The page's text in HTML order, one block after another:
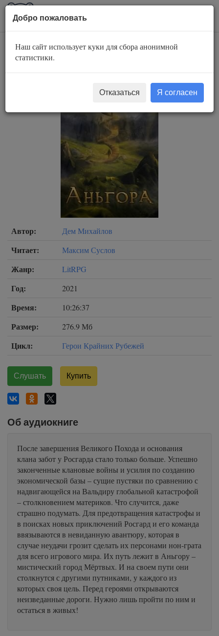
AuBook.org
Аньгора - 2
Автор: Дем Михайлов
Читает: Максим Суслов
Жанр: LitRPG
Год: 2021
Время: 10:26:37
Размер: 276.9 Мб
Цикл: Герои Крайних Рубежей
Слушать Купить
Об аудиокниге
После завершения Великого Похода и основания
клана забот у Росгарда стало только больше. Успешно
законченные клановые войны и усилия по созданию
экономической базы – сущие пустяки по сравнению с
надвигающейся на Вальдиру глобальной катастрофой
– столкновением материков. Что случится, даже
страшно подумать. Для предотвращения катастрофы и
в поисках новых приключений Росгард и его команда
ввязываются в невиданную авантюру, которая в
случае неудачи грозит сделать их персонами нон-грата
для всего игрового мира. Их путь лежит в Аньгору –
мистический город Мёртвых. И на своем пути они
столкнутся с другими путниками, у каждого из
которых своя цель. Перед героями открываются
неизведанные дороги. Нужно лишь пройти по ним и
остаться в живых!
Добро пожаловать
Наш сайт использует куки для сбора анонимной
статистики.
Отказаться Я согласен